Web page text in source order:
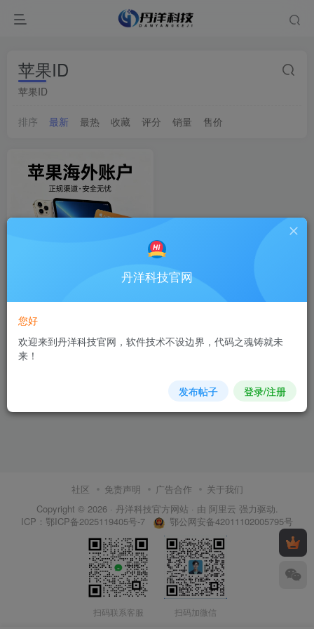
苹果ID
苹果ID
排序 最新 最热 收藏 评分 销量 售价
￥38.8
社区 免责声明 广告合作
关于我们
Copyright © 2026 · 丹洋科技官方网站 · 由 阿里云 强力驱动.
ICP： 鄂ICP备2025119405号-7 鄂公网安备42011102005795号
扫码联系客服 扫码加微信
丹洋科技官网
您好
欢迎来到丹洋科技官网，软件技术不设边界，代码之魂铸就未
来！
发布帖子 登录/注册